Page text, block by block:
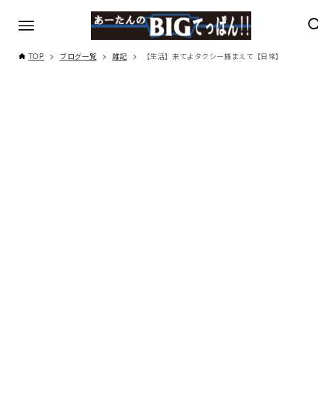
TOP ブログ一覧 雑記 【生活】来てよタクシー捕まえて【日常】